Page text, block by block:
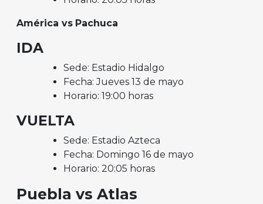
América vs Pachuca
IDA
Sede: Estadio Hidalgo
Fecha: Jueves 13 de mayo
Horario: 19:00 horas
VUELTA
Sede: Estadio Azteca
Fecha: Domingo 16 de mayo
Horario: 20:05 horas
Puebla vs Atlas